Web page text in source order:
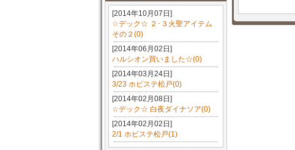
[2014年10月07日]
☆デック☆ ２･３火聖アイテム
その２(0)
[2014年06月02日]
ハルシオン買いました☆(0)
[2014年03月24日]
3/23 ホビステ松戸(0)
[2014年02月08日]
☆デック☆ 白夜ダイナソア(0)
[2014年02月02日]
2/1 ホビステ松戸(1)